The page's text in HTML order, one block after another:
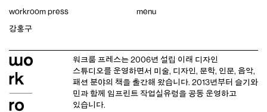
content
workroom press menu
강홍구
워크룸 프레스는 2006년 설립 이래 디자인
스튜디오를 운영하면서 미술, 디자인, 문학, 인문, 음악,
패션 분야의 책을 출간해 왔습니다. 2013년부터 슬기와
민과 함께 임프린트 작업실유령을 공동 운영하고
있습니다.